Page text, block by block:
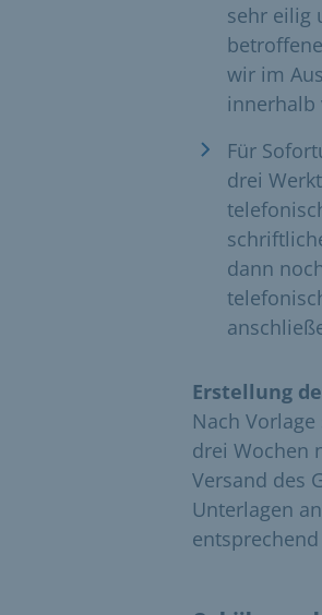
sehr eilig
wir im
innerhalb
Für
drei
dann
Erstellung
Nach
drei Wochen
Versand des
Unterlagen